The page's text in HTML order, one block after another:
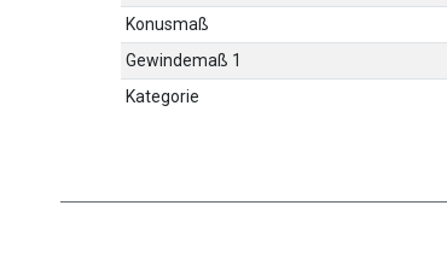
Konusmaß
Gewindemaß 1
Kategorie